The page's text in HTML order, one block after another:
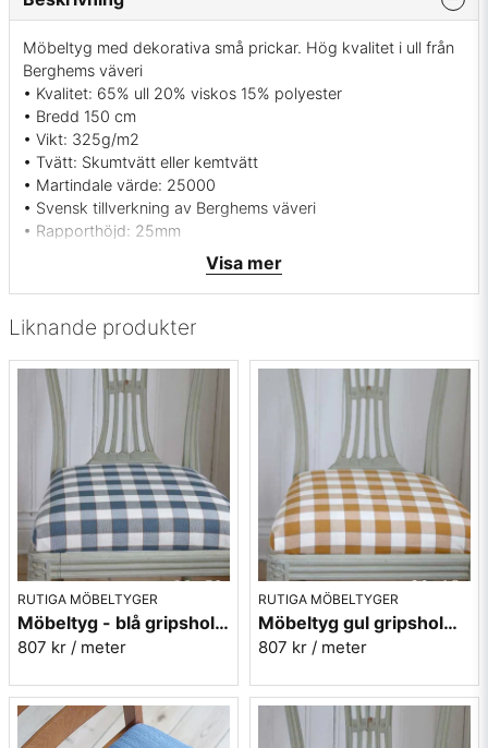
Liknande produkter
RUTIGA MÖBELTYGER
Möbeltyg - blå gripsholmsruta - Ekeby nr.50
807 kr / meter
RUTIGA MÖBELTYGER
Möbeltyg gul gripsholmsruta - Ekeby nr.10
807 kr / meter
Möbeltyg med dekorativa små prickar. Hög kvalitet i ull från
Berghems väveri
• Kvalitet: 65% ull 20% viskos 15% polyester
• Bredd 150 cm
• Vikt: 325g/m2
• Tvätt: Skumtvätt eller kemtvätt
• Martindale värde: 25000
• Svensk tillverkning av Berghems väveri
• Rapporthöjd: 25mm
• Färger: Gul med vita prickar
• Mönsterbild: Tvärgående
• Beställningsvara, ingen returrätt
Vill du ha ett tygprov maila mig på:
Visa mer